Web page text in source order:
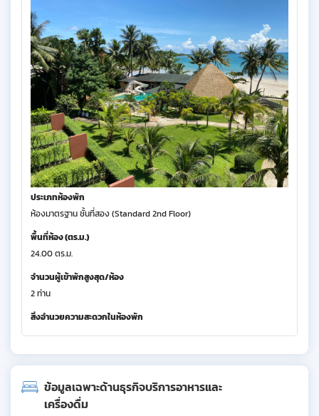
ประเภทห้องพัก
ห้องมาตรฐาน ชั้นที่สอง (Standard 2nd Floor)
พื้นที่ห้อง (ตร.ม.)
24.00 ตร.ม.
จำนวนผู้เข้าพักสูงสุด/ห้อง
2 ท่าน
สิ่งอำนวยความสะดวกในห้องพัก
ข้อมูลเฉพาะด้านธุรกิจบริการอาหารและ
เครื่องดื่ม